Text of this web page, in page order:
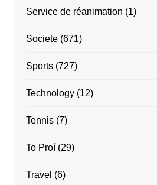
Service de réanimation (1)
Societe(671)
Sports(727)
Technology(12)
Tennis(7)
To Proí(29)
Travel (6)